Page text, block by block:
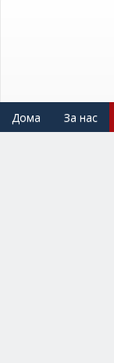
Дома За нас